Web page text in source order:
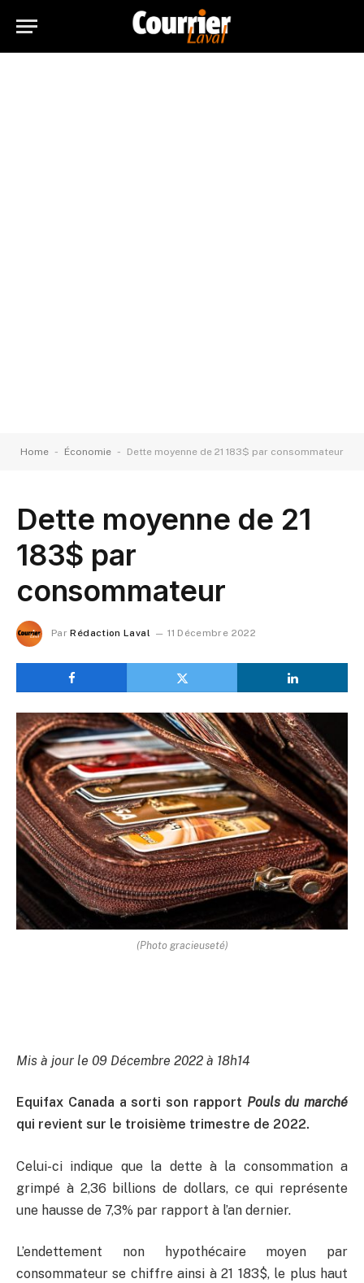
Home - Économie - Dette moyenne de 21 183$ par consommateur
Dette moyenne de 21
183$ par
consommateur
Par Rédaction Laval 11 Décembre 2022
(Photo gracieuseté)
Mis à jour le 09 Décembre 2022 à 18h14
Equifax Canada a sorti son rapport Pouls du marché
qui revient sur le troisième trimestre de 2022.
Celui-ci indique que la dette à la consommation a
grimpé à 2,36 billions de dollars, ce qui représente
une hausse de 7,3% par rapport à l’an dernier.
L’endettement non hypothécaire moyen par
consommateur se chiffre ainsi à 21 183$, le plus haut